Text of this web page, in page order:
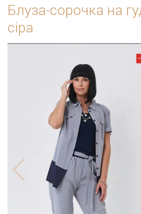
Блуза-сорочка на
сіра